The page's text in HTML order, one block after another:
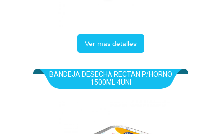
Ver mas detalles
BANDEJA DESECHA RECTAN P/HORNO
1500ML 4UNI